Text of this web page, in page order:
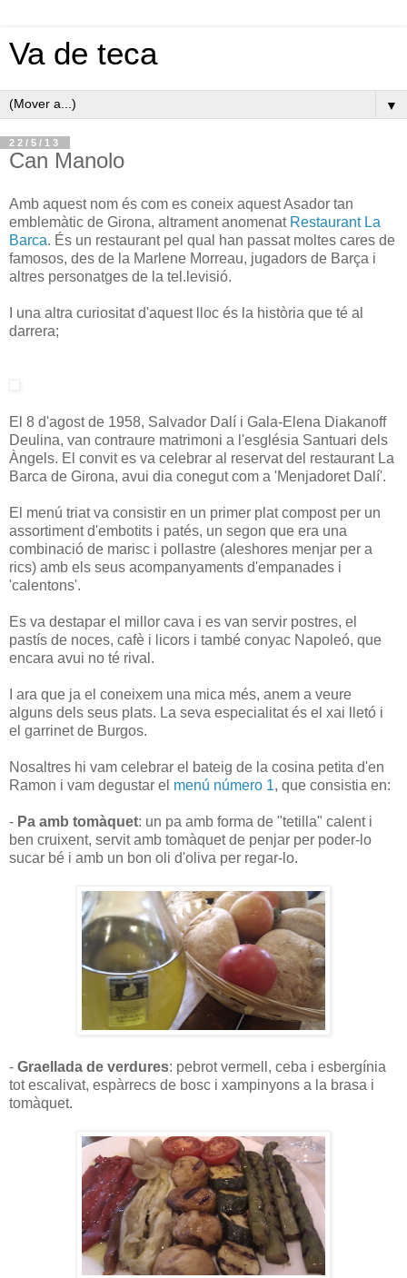
Va de teca
▼
22/5/13
Can Manolo
Amb aquest nom és com es coneix aquest Asador tan
emblemàtic de Girona, altrament anomenat Restaurant La
Barca. És un restaurant pel qual han passat moltes cares de
famosos, des de la Marlene Morreau, jugadors de Barça i
altres personatges de la tel.levisió.
I una altra curiositat d'aquest lloc és la història que té al
darrera;
El 8 d'agost de 1958, Salvador Dalí i Gala-Elena Diakanoff
Deulina, van contraure matrimoni a l'església Santuari dels
Àngels. El convit es va celebrar al reservat del restaurant La
Barca de Girona, avui dia conegut com a 'Menjadoret Dalí'.
El menú triat va consistir en un primer plat compost per un
assortiment d'embotits i patés, un segon que era una
combinació de marisc i pollastre (aleshores menjar per a
rics) amb els seus acompanyaments d'empanades i
'calentons'.
Es va destapar el millor cava i es van servir postres, el
pastís de noces, cafè i licors i també conyac Napoleó, que
encara avui no té rival .
I ara que ja el coneixem una mica més, anem a veure
alguns dels seus plats. La seva especialitat és el xai lletó i
el garrinet de Burgos.
Nosaltres hi vam celebrar el bateig de la cosina petita d'en
Ramon i vam degustar el menú número 1, que consistia en:
- Pa amb tomàquet: un pa amb forma de "tetilla" calent i
ben cruixent, servit amb tomàquet de penjar per poder-lo
sucar bé i amb un bon oli d'oliva per regar-lo.
- Graellada de verdures: pebrot vermell, ceba i esbergínia
tot escalivat, espàrrecs de bosc i xampinyons a la brasa i
tomàquet.